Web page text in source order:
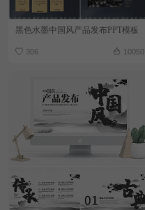
黑色水墨中国风产品发布PPT模板
306 10050